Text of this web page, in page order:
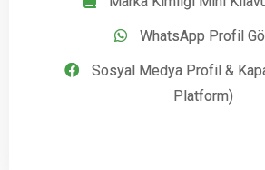
WhatsApp Profil
Sosyal Medya Profil &
Platform)